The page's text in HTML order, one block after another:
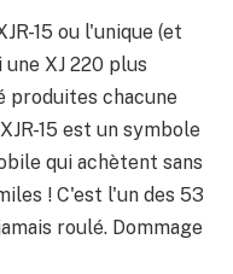
15 ou l'unique (et
une XJ 220 plus
produites chacune
15 est un symbole
qui achètent sans
! C'est l'un des 53
roulé. Dommage